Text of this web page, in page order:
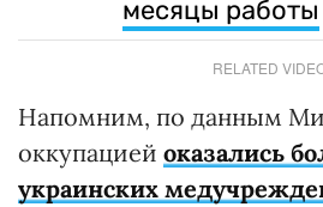
месяцы работы
RELATED
Напомним, по данным
оккупацией оказались
украинских